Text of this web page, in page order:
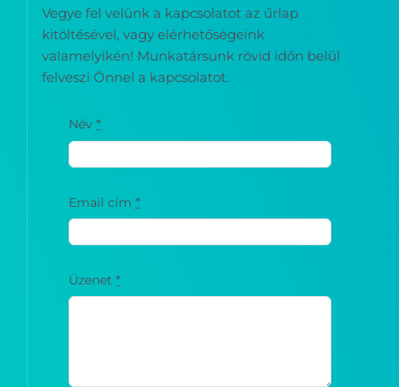
Vegye fel velünk a kapcsolatot az űrlap
kitöltésével, vagy elérhetőségeink
valamelyikén! Munkatársunk rövid időn belül
felveszi Önnel a kapcsolatot.
Név*
Email cím*
Üzenet*